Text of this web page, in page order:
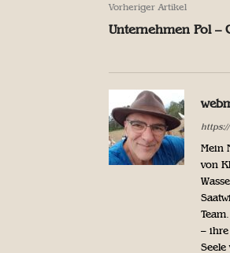
Vorheriger Artikel
Unternehmen Pol –
Mein
von
– ihre